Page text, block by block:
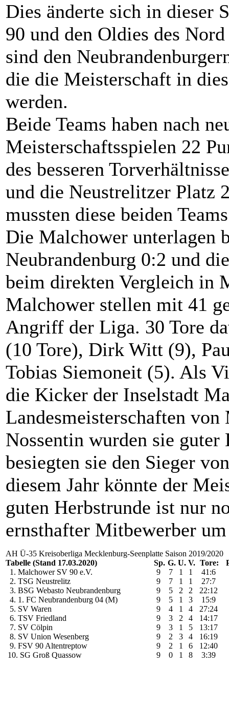
Dies änderte sich in dieser
90 und den Oldies des
sind den
die die Meisterschaft in
werden.
Beide Teams haben nach
Meisterschaftsspielen 22
des besseren
und die Neustrelitzer Platz
mussten diese beiden
Die Malchower unterlagen
Neubrandenburg 0:2 und
beim direkten Vergleich in
Malchower stellen mit 41
Angriff der Liga. 30 Tore
(10 Tore), Dirk Witt (9),
Tobias Siemoneit (5). Als
die Kicker der Inselstadt
Landesmeisterschaften
Nossentin wurden sie
besiegten sie den Sieger
diesem Jahr könnte der
guten Herbstrunde ist nur
ernsthafter Mitbewerber
AH Ü-35 Kreisoberliga Mecklenburg-Seenplatte Saison 2019/2020
Tabelle (Stand 17.03.2020)
Sp. G. U. V. Tore:
1. Malchower SV 90 e.V.
9 7 1 1
41:6
2. TSG Neustrelitz
9 7 1 1
27:7
3. BSG Webasto Neubrandenburg
9 5 2 2
22:12
4. 1. FC Neubrandenburg 04 (M)
9 5 1 3
15:9
5. SV Waren
9 4 1 4
27:24
6. TSV Friedland
9 3 2 4
14:17
7. SV Cölpin
9 3 1 5
13:17
8. SV Union Wesenberg
9 2 3 4
16:19
9. FSV 90 Altentreptow
9 2 1 6
12:40
10. SG Groß Quassow
9 0 1 8 3:39